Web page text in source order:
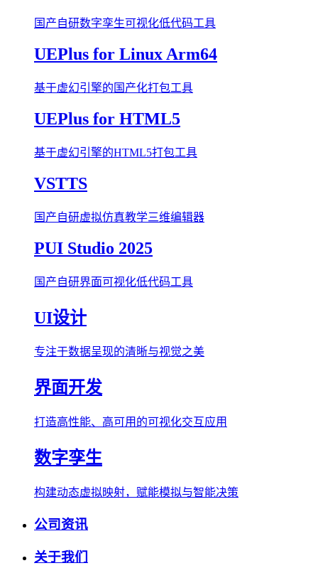
国产自研数字孪生可视化低代码工具
UEPlus for Linux Arm64
基于虚幻引擎的国产化打包工具
UEPlus for HTML5
基于虚幻引擎的HTML5打包工具
VSTTS
国产自研虚拟仿真教学三维编辑器
PUI Studio 2025
国产自研界面可视化低代码工具
UI设计
专注于数据呈现的清晰与视觉之美
界面开发
打造高性能、高可用的可视化交互应用
数字孪生
构建动态虚拟映射，赋能模拟与智能决策
公司资讯
关于我们